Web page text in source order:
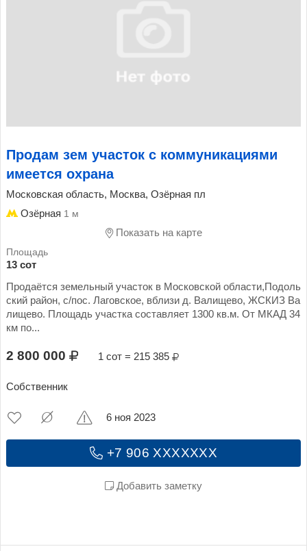
Продам зем участок с коммуникациями
имеется охрана
Московская область, Москва, Озёрная пл
Озёрная 1 м
Показать на карте
13 сот
Продаётся земельный участок в Московской области,Подоль
ский район, с/пос. Лаговское, вблизи д. Валищево, ЖСКИЗ Ва
лищево. Площадь участка составляет 1300 кв.м. От МКАД 34
км по...
2 800 000 1 сот = 215 385
Собственник
+7 906 XXXXXXX
Добавить заметку
6 ноя 2023